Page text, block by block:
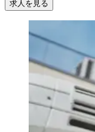
求人を見る